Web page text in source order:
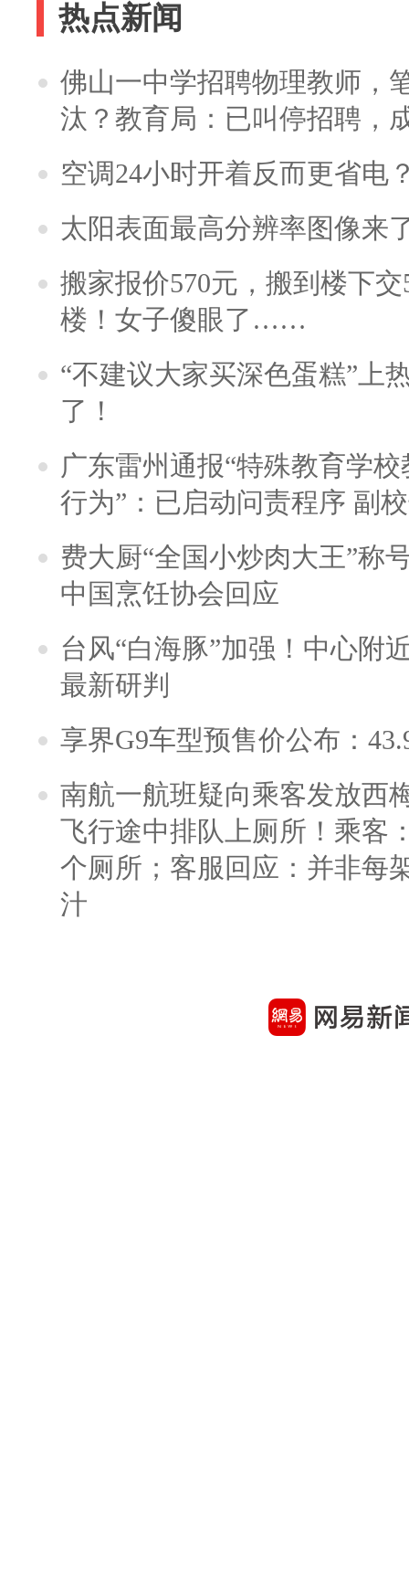
热点新闻
佛山一中学招聘物理教师，
汰？教育局：已叫停招聘，
空调24小时开着反而更省电
太阳表面最高分辨率图像来
搬家报价570元，搬到楼下
楼！女子傻眼了……
“不建议大家买深色蛋糕”上
了！
广东雷州通报“特殊教育学
行为”：已启动问责程序 副
费大厨“全国小炒肉大王”称
中国烹饪协会回应
台风“白海豚”加强！中心附
最新研判
享界G9车型预售价公布：
南航一航班疑向乘客发放西
飞行途中排队上厕所！乘客
个厕所；客服回应：并非每
汁